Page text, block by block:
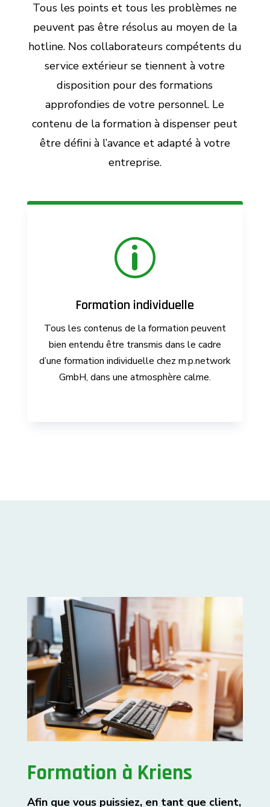
Tous les points et tous les problèmes ne
peuvent pas être résolus au moyen de la
hotline. Nos collaborateurs compétents du
service extérieur se tiennent à votre
disposition pour des formations
approfondies de votre personnel. Le
contenu de la formation à dispenser peut
être défini à l’avance et adapté à votre
entreprise.
p
Formation individuelle
Tous les contenus de la formation peuvent
bien entendu être transmis dans le cadre
d’une formation individuelle chez m.p.network
GmbH, dans une atmosphère calme.
Formation à Kriens
Afin que vous puissiez, en tant que client,